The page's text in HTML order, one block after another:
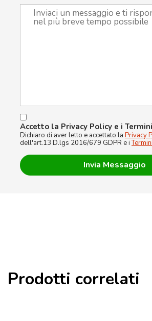
Accetto la Privacy Policy e i
Dichiaro di aver letto e accettato la Privacy
dell'art.13 D.lgs 2016/679 GDPR e i
Prodotti correlati